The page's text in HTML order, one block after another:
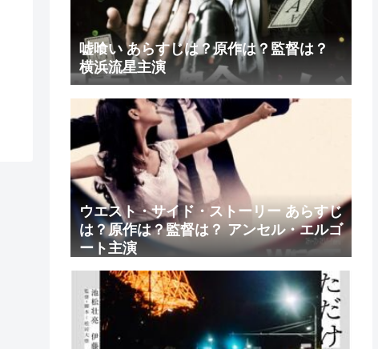
嘘喰い あらすじは？原作は？監督は？
横浜流星主演
ウエスト・サイド・ストーリー あらすじ
は？原作は？監督は？ アンセル・エルゴ
ート主演